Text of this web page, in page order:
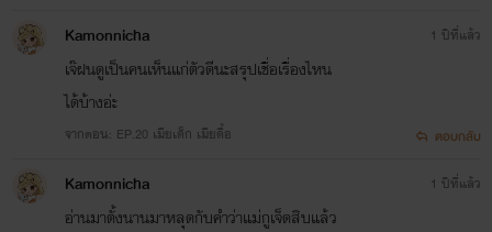
Kamonnicha
เจ๊ฝนดูเป็นคนเห็นแก่ตัวดีนะสรุปเชื่อเรื่องไหน
ได้บ้างอ่ะ
จากตอน: EP.20 เมียเด็ก เมียดื้อ
1 ปีที่แล้ว
ตอบกลับ
Kamonnicha
อ่านมาตั้งนานมาหลุดกับคำว่าแม่กูเจ็ดสิบแล้ว
1 ปีที่แล้ว